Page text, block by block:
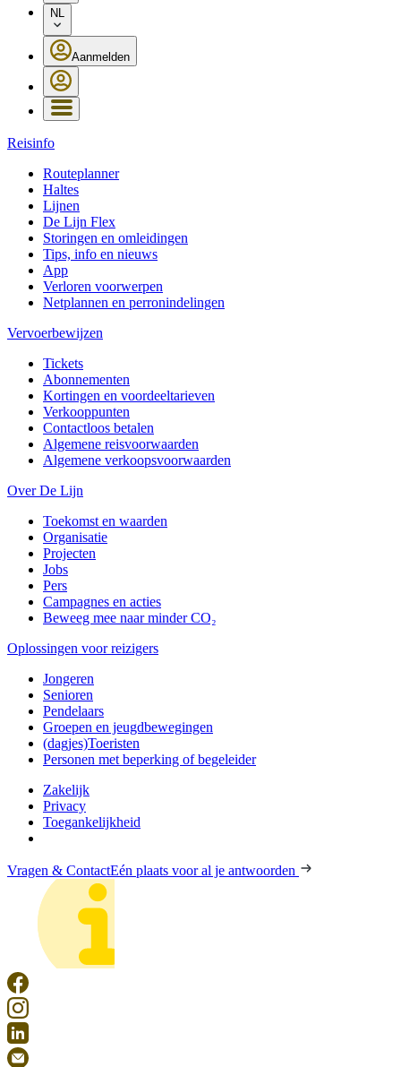
NL
Aanmelden
Reisinfo
Routeplanner
Haltes
Lijnen
De Lijn Flex
Storingen en omleidingen
Tips, info en nieuws
App
Verloren voorwerpen
Netplannen en perronindelingen
Vervoerbewijzen
Tickets
Abonnementen
Kortingen en voordeeltarieven
Verkooppunten
Contactloos betalen
Algemene reisvoorwaarden
Algemene verkoopsvoorwaarden
Over De Lijn
Toekomst en waarden
Organisatie
Projecten
Jobs
Pers
Campagnes en acties
Beweeg mee naar minder CO₂
Oplossingen voor reizigers
Jongeren
Senioren
Pendelaars
Groepen en jeugdbewegingen
(dagjes)Toeristen
Personen met beperking of begeleider
Zakelijk
Privacy
Toegankelijkheid
Vragen & ContactEén plaats voor al je antwoorden